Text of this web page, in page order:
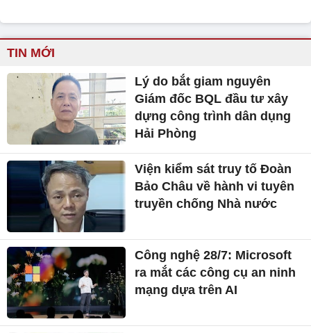
TIN MỚI
Lý do bắt giam nguyên
Giám đốc BQL đầu tư xây
dựng công trình dân dụng
Hải Phòng
Viện kiểm sát truy tố Đoàn
Bảo Châu về hành vi tuyên
truyền chống Nhà nước
Công nghệ 28/7: Microsoft
ra mắt các công cụ an ninh
mạng dựa trên AI